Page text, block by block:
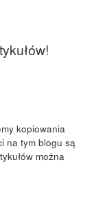
kopiowania
na tym blogu są
można